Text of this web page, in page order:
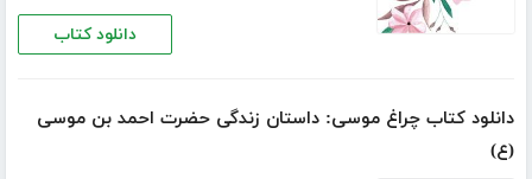
دانلود کتاب
دانلود کتاب چراغ موسی: داستان زندگی حضرت احمد بن موسی
(ع)